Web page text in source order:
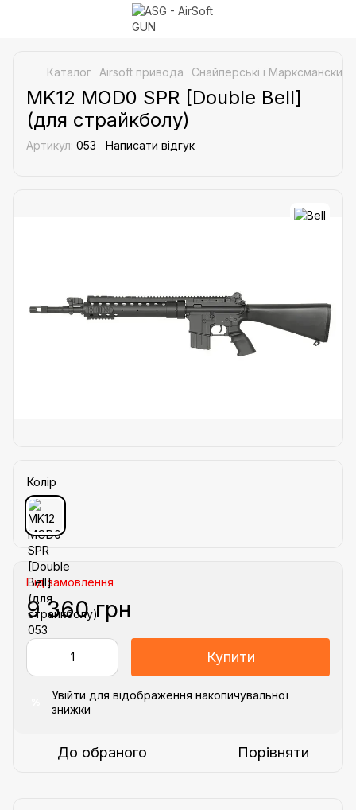
Каталог Airsoft привода Снайперські і Марксманские
MK12 MOD0 SPR [Double Bell]
(для страйкболу)
Артикул: 053 Написати відгук
Колір
Під замовлення
9 360 грн
Купити
Увійти для відображення накопичувальної
знижки
До обраного Порівняти